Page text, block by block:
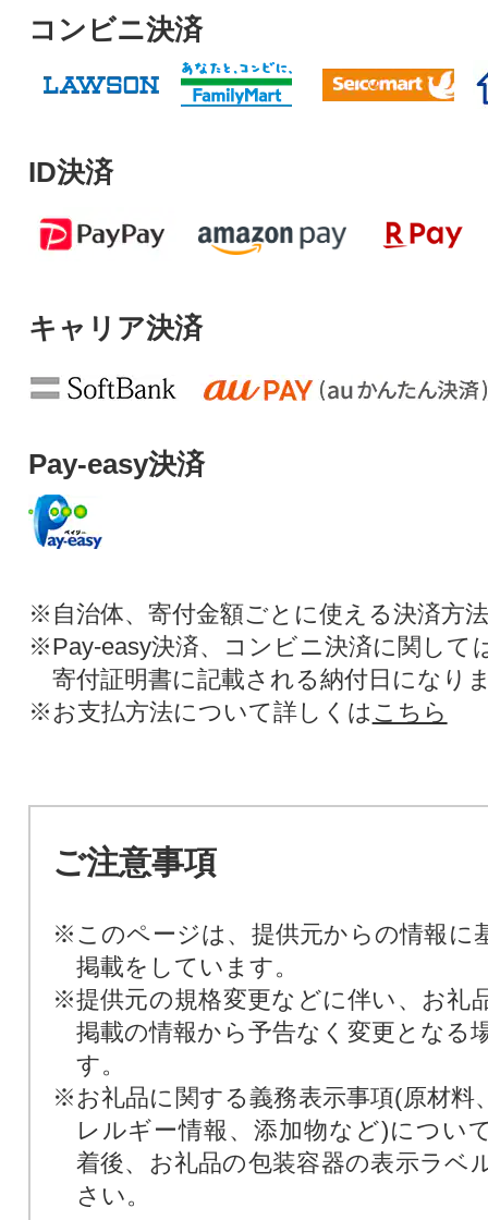
コンビニ決済
ID決済
キャリア決済
Pay-easy決済
※自治体、寄付金額ごとに使える決済方
※Pay-easy決済、コンビニ決済に関して
寄付証明書に記載される納付日になり
※お支払方法について詳しくは こちら
ご注意事項
※このページは、提供元からの情報に
掲載をしています。
※提供元の規格変更などに伴い、お礼
掲載の情報から予告なく変更となる
す。
※お礼品に関する義務表示事項(原材料
レルギー情報、添加物など)につい
着後、お礼品の包装容器の表示ラベ
さい。